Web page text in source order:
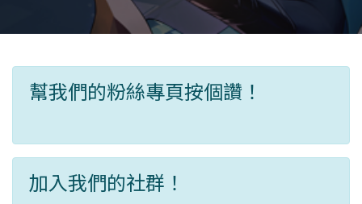
幫我們的粉絲專頁按個讚！
加入我們的社群！